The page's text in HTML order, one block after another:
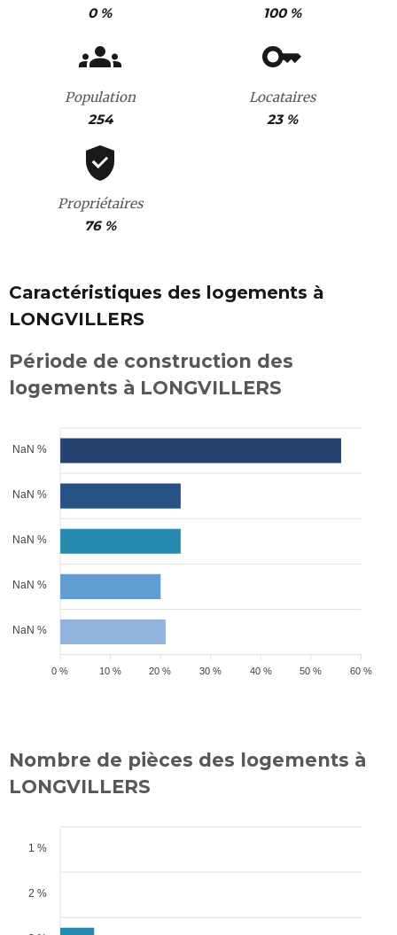
0 %
100 %
Population
254
Locataires
23 %
Propriétaires
76 %
Caractéristiques des logements à
LONGVILLERS
Période de construction des
logements à LONGVILLERS
NaN %
NaN %
NaN %
NaN %
NaN %
60 %
50 %
40 %
30 %
20 %
10 %
0 %
Nombre de pièces des logements à
LONGVILLERS
1 %
2 %